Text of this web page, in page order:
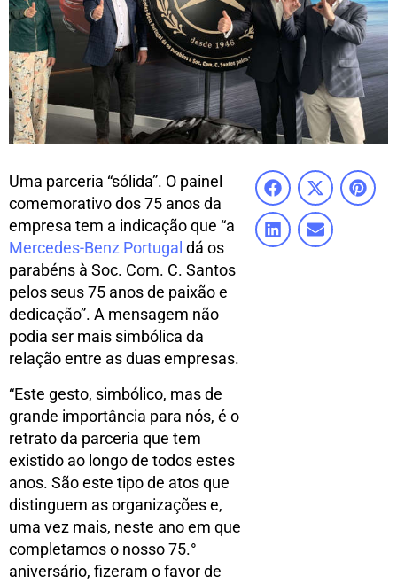
Uma parceria “sólida”. O painel
comemorativo dos 75 anos da
empresa tem a indicação que “a
Mercedes-Benz Portugal dá os
parabéns à Soc. Com. C. Santos
pelos seus 75 anos de paixão e
dedicação”. A mensagem não
podia ser mais simbólica da
relação entre as duas empresas.
“Este gesto, simbólico, mas de
grande importância para nós, é o
retrato da parceria que tem
existido ao longo de todos estes
anos. São este tipo de atos que
distinguem as organizações e,
uma vez mais, neste ano em que
completamos o nosso 75.°
aniversário, fizeram o favor de